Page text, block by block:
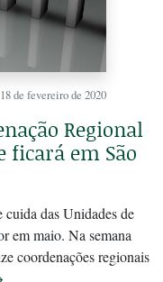
18 de fevereiro de 2020
Regional
ficará em São
das Unidades de
em maio. Na semana
coordenações regionais